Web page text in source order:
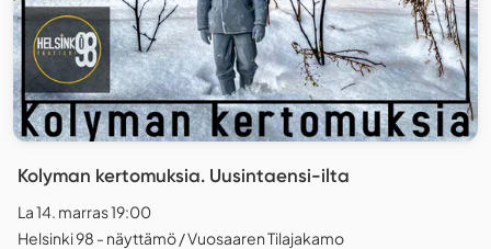
Kolyman kertomuksia. Uusintaensi-ilta
La 14. marras 19:00
Helsinki 98 - näyttämö / Vuosaaren Tilajakamo